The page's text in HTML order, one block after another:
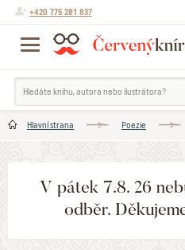
+420 775 281 837
Hlavní strana Poezie
V pátek 7.8. 26
odběr.